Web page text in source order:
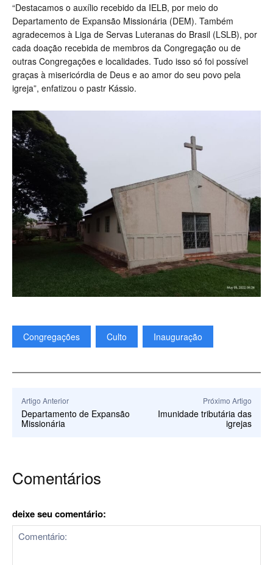
“Destacamos o auxílio recebido da IELB, por meio do
Departamento de Expansão Missionária (DEM). Também
agradecemos à Liga de Servas Luteranas do Brasil (LSLB), por
cada doação recebida de membros da Congregação ou de
outras Congregações e localidades. Tudo isso só foi possível
graças à misericórdia de Deus e ao amor do seu povo pela
igreja”, enfatizou o pastr Kássio.
Congregações Culto Inauguração
Artigo Anterior
Departamento de Expansão
Missionária
Próximo Artigo
Imunidade tributária das
igrejas
Comentários
deixe seu comentário: